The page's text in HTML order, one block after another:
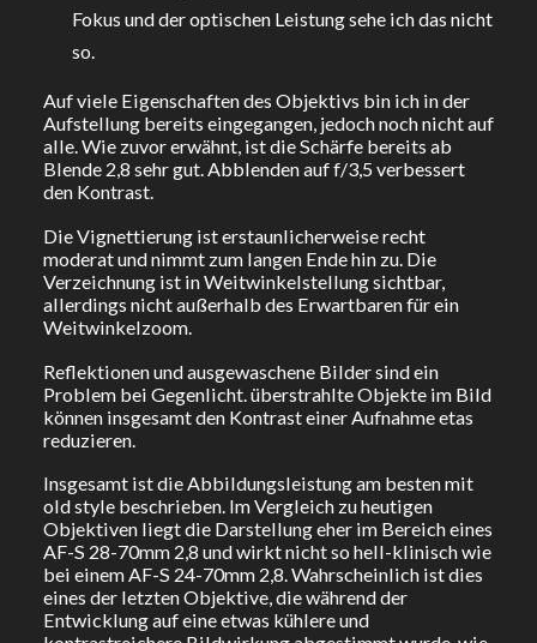
Fokus und der optischen Leistung sehe ich das nicht
so.
Auf viele Eigenschaften des Objektivs bin ich in der
Aufstellung bereits eingegangen, jedoch noch nicht auf
alle. Wie zuvor erwähnt, ist die Schärfe bereits ab
Blende 2,8 sehr gut. Abblenden auf f/3,5 verbessert
den Kontrast.
Die Vignettierung ist erstaunlicherweise recht
moderat und nimmt zum langen Ende hin zu. Die
Verzeichnung ist in Weitwinkelstellung sichtbar,
allerdings nicht außerhalb des Erwartbaren für ein
Weitwinkelzoom.
Reflektionen und ausgewaschene Bilder sind ein
Problem bei Gegenlicht. überstrahlte Objekte im Bild
können insgesamt den Kontrast einer Aufnahme etas
reduzieren.
Insgesamt ist die Abbildungsleistung am besten mit
old style beschrieben. Im Vergleich zu heutigen
Objektiven liegt die Darstellung eher im Bereich eines
AF-S 28-70mm 2,8 und wirkt nicht so hell-klinisch wie
bei einem AF-S 24-70mm 2,8. Wahrscheinlich ist dies
eines der letzten Objektive, die während der
Entwicklung auf eine etwas kühlere und